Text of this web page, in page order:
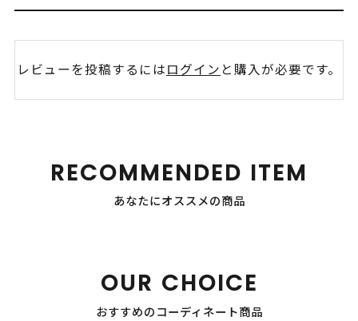
レビューを投稿するにはログイン と購入が必要です。
RECOMMENDED ITEM
あなたにオススメの商品
OUR CHOICE
おすすめのコーディネート商品